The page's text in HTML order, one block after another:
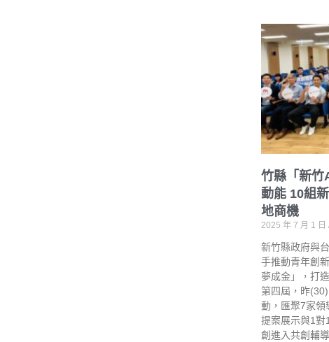
竹縣「新竹
動能 10組
地商機
2025 年 7 月 1 日
新竹縣政府與
手推動青年創
夢成金」，打
第四屆，昨
動，匯聚7家領
提案展示與1對
創進入共創輔